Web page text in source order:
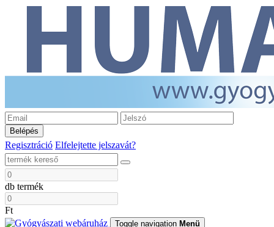
Belépés
Regisztráció Elfelejtette jelszavát?
db termék
Ft
Toggle navigation Menü